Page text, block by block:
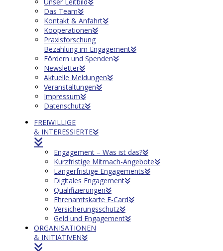
Unser Leitbild
Das Team
Kontakt & Anfahrt
Kooperationen
Praxisforschung
Bezahlung im Engagement
Fördern und Spenden
Newsletter
Aktuelle Meldungen
Veranstaltungen
Impressum
Datenschutz
FREIWILLIGE
& INTERESSIERTE
Engagement – Was ist das?
Kurzfristige Mitmach-Angebote
Längerfristige Engagements
Digitales Engagement
Qualifizierungen
Ehrenamtskarte E-Card
Versicherungsschutz
Geld und Engagement
ORGANISATIONEN
& INITIATIVEN